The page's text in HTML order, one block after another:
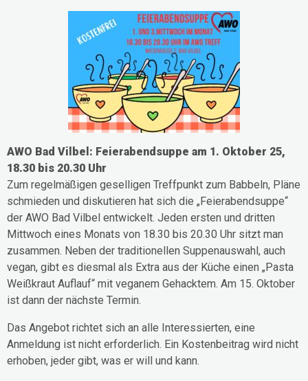
AWO Bad Vilbel: Feierabendsuppe am 1. Oktober 25,
18.30 bis 20.30 Uhr
Zum regelmäßigen geselligen Treffpunkt zum Babbeln, Pläne
schmieden und diskutieren hat sich die „Feierabendsuppe“
der AWO Bad Vilbel entwickelt. Jeden ersten und dritten
Mittwoch eines Monats von 18.30 bis 20.30 Uhr sitzt man
zusammen. Neben der traditionellen Suppenauswahl, auch
vegan, gibt es diesmal als Extra aus der Küche einen „Pasta
Weißkraut Auflauf“ mit veganem Gehacktem. Am 15. Oktober
ist dann der nächste Termin.
Das Angebot richtet sich an alle Interessierten, eine
Anmeldung ist nicht erforderlich. Ein Kostenbeitrag wird nicht
erhoben, jeder gibt, was er will und kann.